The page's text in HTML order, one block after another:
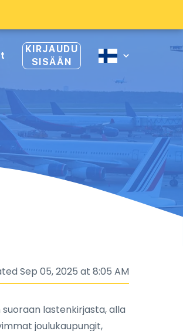
KIRJAUDU
SISÄÄN
Sep 05, 2025 at 8:05 AM
lastenkirjasta, alla
joulukaupungit,